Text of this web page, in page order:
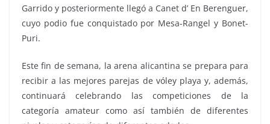
Garrido y posteriormente llegó a Canet d’ En Berenguer,
cuyo podio fue conquistado por Mesa-Rangel y Bonet-
Puri.
Este fin de semana, la arena alicantina se prepara para
recibir a las mejores parejas de vóley playa y, además,
continuará celebrando las competiciones de la
categoría amateur como así también de diferentes